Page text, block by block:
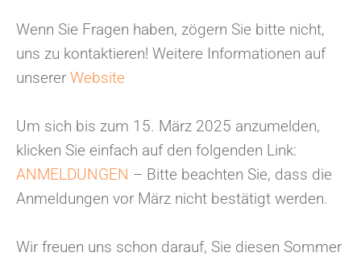
Wenn Sie Fragen haben, zögern Sie bitte nicht,
uns zu kontaktieren! Weitere Informationen auf
unserer Website
Um sich bis zum 15. März 2025 anzumelden,
klicken Sie einfach auf den folgenden Link:
ANMELDUNGEN – Bitte beachten Sie, dass die
Anmeldungen vor März nicht bestätigt werden.
Wir freuen uns schon darauf, Sie diesen Sommer